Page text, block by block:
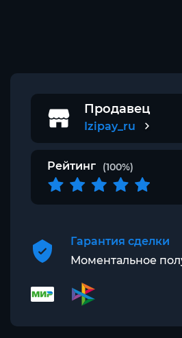
Продавец
Izipay_ru
Рейтинг (100%)
Гарантия сделки
Моментальное